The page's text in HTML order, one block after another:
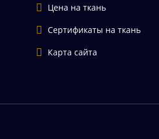
Цена на ткань
Сертификаты на ткань
Карта сайта